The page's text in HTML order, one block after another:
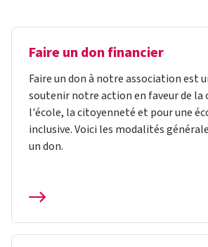
Faire un don financier
Faire un don à notre association est
soutenir notre action en faveur de la
l'école, la citoyenneté et pour une
inclusive. Voici les modalités
un don.